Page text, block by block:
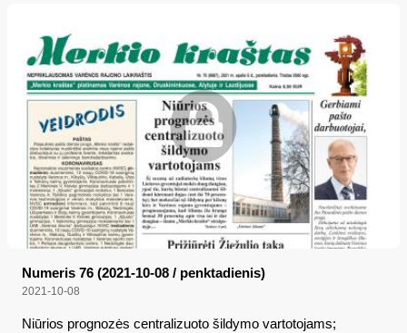
Numeris 76 (2021-10-08 / penktadienis)
2021-10-08
Niūrios prognozės centralizuoto šildymo vartotojams;